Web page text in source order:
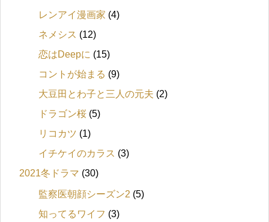
レンアイ漫画家 (4)
ネメシス (12)
恋はDeepに (15)
コントが始まる (9)
大豆田とわ子と三人の元夫 (2)
ドラゴン桜 (5)
リコカツ (1)
イチケイのカラス (3)
2021冬ドラマ (30)
監察医朝顔シーズン2 (5)
知ってるワイフ (3)